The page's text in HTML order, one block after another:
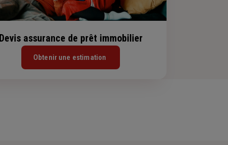
Devis assurance de prêt immobilier
Obtenir une estimation